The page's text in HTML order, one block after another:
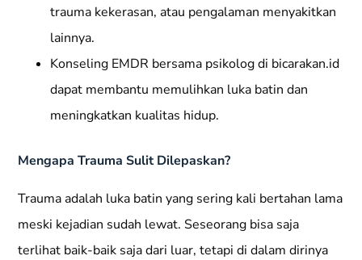
trauma kekerasan, atau pengalaman menyakitkan
lainnya.
Konseling EMDR bersama psikolog di bicarakan.id
dapat membantu memulihkan luka batin dan
meningkatkan kualitas hidup.
Mengapa Trauma Sulit Dilepaskan?
Trauma adalah luka batin yang sering kali bertahan lama
meski kejadian sudah lewat. Seseorang bisa saja
terlihat baik-baik saja dari luar, tetapi di dalam dirinya